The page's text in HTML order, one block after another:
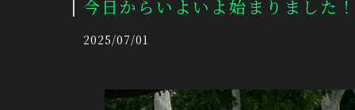
今日からいよいよ始まりました
2025/07/01